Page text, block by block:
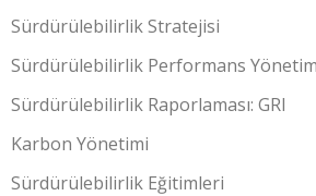
Sürdürülebilirlik Stratejisi
Sürdürülebilirlik Performans
Sürdürülebilirlik Raporlaması: GRI
Karbon Yönetimi
Sürdürülebilirlik Eğitimleri